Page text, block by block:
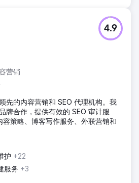
营销
4.9
先的内容营销和 SEO 代理机构。我
牌合作，提供有效的 SEO 审计服
容策略、博客写作服务、外联营销和
护 +22
服务 +3